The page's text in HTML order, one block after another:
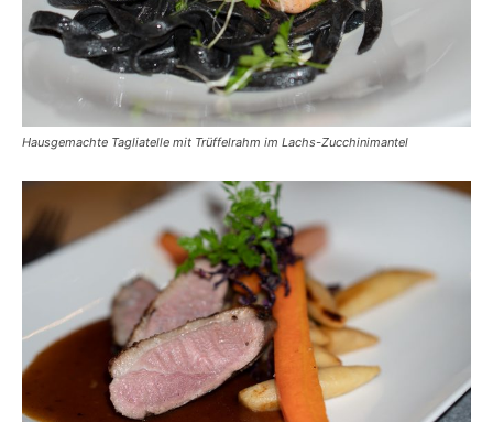
Hausgemachte Tagliatelle mit Trüffelrahm im Lachs-Zucchinimantel